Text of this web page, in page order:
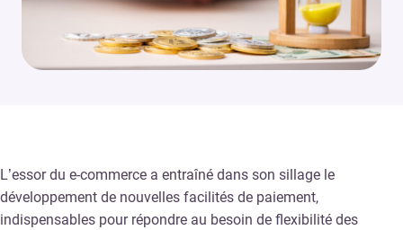
L’essor du e-commerce a entraîné dans son sillage le
développement de nouvelles facilités de paiement,
indispensables pour répondre au besoin de flexibilité des